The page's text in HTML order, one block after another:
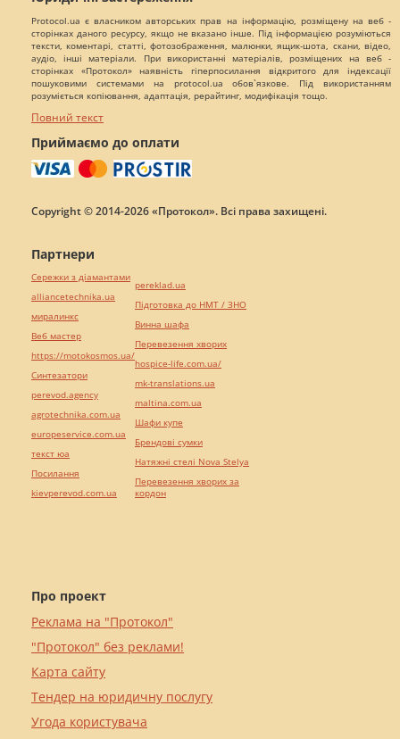
Protocol.ua є власником авторських прав на інформацію, розміщену на веб -
сторінках даного ресурсу, якщо не вказано інше. Під інформацією розуміються
тексти, коментарі, статті, фотозображення, малюнки, ящик-шота, скани, відео,
аудіо, інші матеріали. При використанні матеріалів, розміщених на веб -
сторінках «Протокол» наявність гіперпосилання відкритого для індексації
пошуковими системами на protocol.ua обов`язкове. Під використанням
розуміється копіювання, адаптація, рерайтинг, модифікація тощо.
Повний текст
Приймаємо до оплати
Copyright © 2014-2026 «Протокол». Всі права захищені.
Про проект
Реклама на "Протокол"
"Протокол" без реклами!
Карта сайту
Тендер на юридичну послугу
Угода користувача
Партнери
Сережки з діамантами
alliancetechnika.ua
миралинкс
Веб мастер
https://motokosmos.ua/
Синтезатори
perevod.agency
agrotechnika.com.ua
europeservice.com.ua
текст юа
Посилання
kievperevod.com.ua
pereklad.ua
Підготовка до НМТ / ЗНО
Винна шафа
Перевезення хворих
hospice-life.com.ua/
mk-translations.ua
maltina.com.ua
Шафи купе
Брендові сумки
Натяжні стелі Nova Stelya
Перевезення хворих за
кордон